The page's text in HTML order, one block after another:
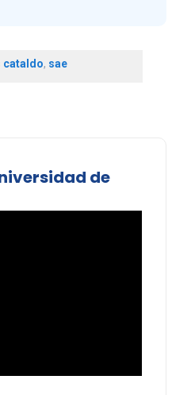
cataldo, sae
de